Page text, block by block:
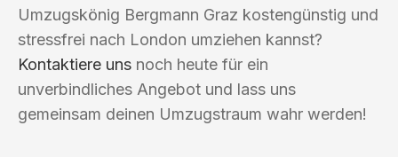
Umzugskönig Bergmann Graz kostengünstig und
stressfrei nach London umziehen kannst?
Kontaktiere uns noch heute für ein
unverbindliches Angebot und lass uns
gemeinsam deinen Umzugstraum wahr werden!